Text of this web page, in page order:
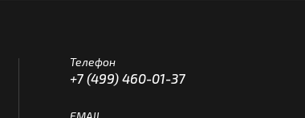
Телефон
+7 (499) 460-01-37